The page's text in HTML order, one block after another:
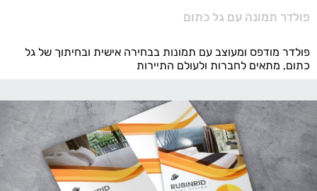
פולדר תמונה עם גל כתום
פולדר מודפס ומעוצב עם תמונות בבחירה אישית ובחיתוך של גל
כתום, מתאים לחברות ולעולם התיירות